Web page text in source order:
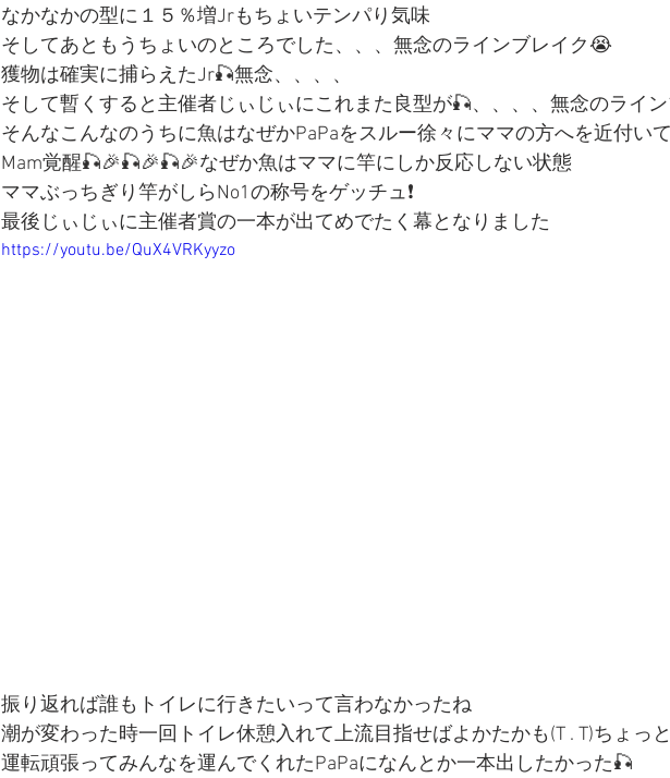
なかなかの型に１５％増Jrもちょいテンパり気味
そしてあともうちょいのところでした、、、無念のラインブレイク😭
獲物は確実に捕らえたJr🎣無念、、、、
そして暫くすると主催者じぃじぃにこれまた良型が🎣、、、、無念のライ
そんなこんなのうちに魚はなぜかPaPaをスルー徐々にママの方へを近付い
Mam覚醒🎣🎉🎣🎉🎣🎉なぜか魚はママに竿にしか反応しない状態
ママぶっちぎり竿がしらNo1の称号をゲッチュ❗️
最後じぃじぃに主催者賞の一本が出てめでたく幕となりました
https://youtu.be/QuX4VRKyyzo
振り返れば誰もトイレに行きたいって言わなかったね
潮が変わった時一回トイレ休憩入れて上流目指せばよかたかも(T . T)ちょっ
運転頑張ってみんなを運んでくれたPaPaになんとか一本出したかった🎣